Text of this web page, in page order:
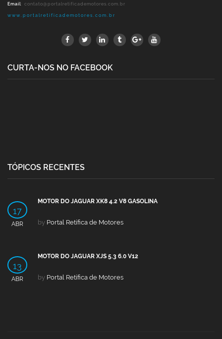
Email: contato@portalretificademotores.com.br
www.portalretificademotores.com.br
CURTA-NOS NO FACEBOOK
TÓPICOS RECENTES
17
ABR
MOTOR DO JAGUAR XK8 4.2 V8 GASOLINA
by Portal Retífica de Motores
13
ABR
MOTOR DO JAGUAR XJS 5.3 6.0 V12
by Portal Retífica de Motores